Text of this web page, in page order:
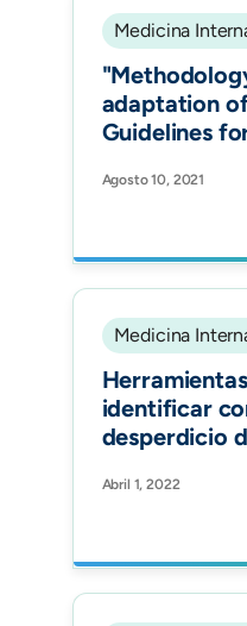
Medicina
adaptation
Guidelines
Latin
Agosto 10, 2021
Medicina
identificar
desperdicio
Sistemática.
nutr.vol.49
Abril 1, 2022